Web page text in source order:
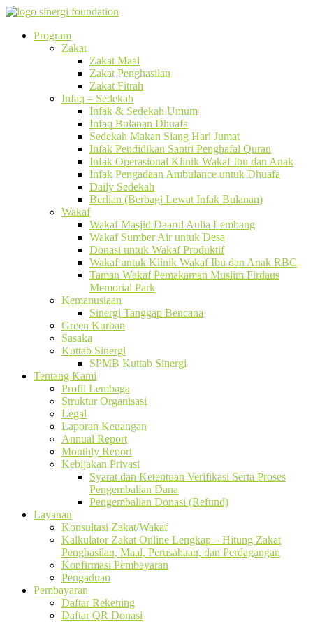
Program
Zakat
Zakat Maal
Zakat Penghasilan
Zakat Fitrah
Infaq – Sedekah
Infak & Sedekah Umum
Infaq Bulanan Dhuafa
Sedekah Makan Siang Hari Jumat
Infak Pendidikan Santri Penghafal Quran
Infak Operasional Klinik Wakaf Ibu dan Anak
Infak Pengadaan Ambulance untuk Dhuafa
Daily Sedekah
Berlian (Berbagi Lewat Infak Bulanan)
Wakaf
Wakaf Masjid Daarul Aulia Lembang
Wakaf Sumber Air untuk Desa
Donasi untuk Wakaf Produktif
Wakaf untuk Klinik Wakaf Ibu dan Anak RBC
Taman Wakaf Pemakaman Muslim Firdaus
Memorial Park
Kemanusiaan
Sinergi Tanggap Bencana
Green Kurban
Sasaka
Kuttab Sinergi
SPMB Kuttab Sinergi
Tentang Kami
Profil Lembaga
Struktur Organisasi
Legal
Laporan Keuangan
Annual Report
Monthly Report
Kebijakan Privasi
Syarat dan Ketentuan Verifikasi Serta Proses
Pengembalian Dana
Pengembalian Donasi (Refund)
Layanan
Konsultasi Zakat/Wakaf
Kalkulator Zakat Online Lengkap – Hitung Zakat
Penghasilan, Maal, Perusahaan, dan Perdagangan
Konfirmasi Pembayaran
Pengaduan
Pembayaran
Daftar Rekening
Daftar QR Donasi